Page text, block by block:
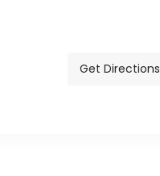
Get Directions